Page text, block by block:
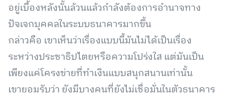
อยู่เบื้องหลังนั้นล้วนแล้วกำลังต้องการอำนาจทาง
ปัจเจกบุคคลในระบบธนาคารมากขึ้น
กล่าวคือ เขาเห็นว่าเรื่องแบบนี้มันไม่ได้เป็นเรื่อง
ระหว่างประชาธิปไตยหรือความโปร่งใส แต่มันเป็น
เพียงแค่โครงข่ายที่ทำเงินแบบสนุกสนานเท่านั้น
เขายอมรับว่า ยังมีบางคนที่ยังไม่เชื่อมั่นในตัวธนาคาร